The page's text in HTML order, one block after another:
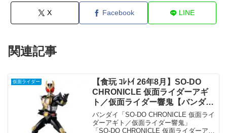
X Facebook LINE
関連記事
仮面ライダー
【食玩 ｺﾚﾄｲ 26年8月】SO-DO
CHRONICLE 仮面ライダーアギ
ト／仮面ライダー響鬼【バンダ
イ】
バンダイ「SO-DO CHRONICLE 仮面ライ
ダーアギト／仮面ライダー響鬼」
「SO-DO CHRONICLE 仮面ライダーアギ